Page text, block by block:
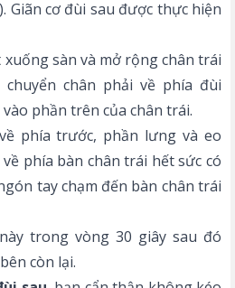
Giãn cơ đùi sau được thực hiện
sàn và mở rộng chân trái
chân phải về phía đùi
phần trên của chân trái.
phía trước, phần lưng và eo
phía bàn chân trái hết sức có
tay chạm đến bàn chân trái
trong vòng 30 giây sau đó
còn lại.